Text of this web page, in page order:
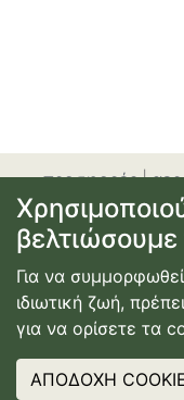
προσφορές|
ενοικίαση
ή σύνδεση|
© Copyright
βελτιώσουμε
Για να
ιδιωτική ζωή,
για να ορίσετε τα
ΑΠΟΔΟΧΗ